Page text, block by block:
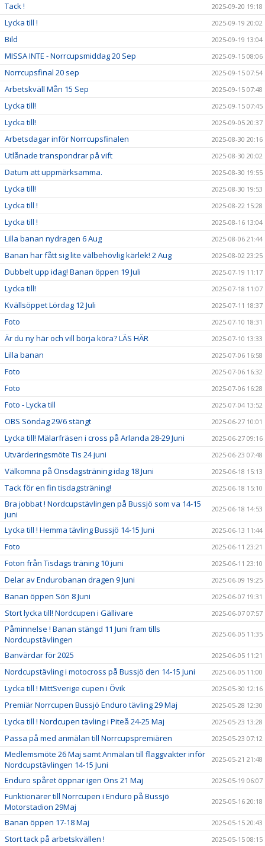
Tack ! 2025-09-20 19:18
Lycka till ! 2025-09-19 20:02
Bild 2025-09-19 13:04
MISSA INTE - Norrcupsmiddag 20 Sep 2025-09-15 08:06
Norrcupsfinal 20 sep 2025-09-15 07:54
Arbetskväll Mån 15 Sep 2025-09-15 07:48
Lycka till! 2025-09-15 07:45
Lycka till! 2025-09-05 20:37
Arbetsdagar inför Norrcupsfinalen 2025-08-30 20:16
Utlånade transpondrar på vift 2025-08-30 20:02
Datum att uppmärksamma. 2025-08-30 19:55
Lycka till! 2025-08-30 19:53
Lycka till ! 2025-08-22 15:28
Lycka till ! 2025-08-16 13:04
Lilla banan nydragen 6 Aug 2025-08-06 21:44
Banan har fått sig lite välbehövlig kärlek! 2 Aug 2025-08-02 23:25
Dubbelt upp idag! Banan öppen 19 Juli 2025-07-19 11:17
Lycka till! 2025-07-18 11:07
Kvällsöppet Lördag 12 Juli 2025-07-11 18:37
Foto 2025-07-10 18:31
Är du ny här och vill börja köra? LÄS HÄR 2025-07-10 13:33
Lilla banan 2025-07-06 16:58
Foto 2025-07-06 16:32
Foto 2025-07-06 16:28
Foto - Lycka till 2025-07-04 13:52
OBS Söndag 29/6 stängt 2025-06-27 10:01
Lycka till! Mälarfräsen i cross på Arlanda 28-29 Juni 2025-06-27 09:16
Utvärderingsmöte Tis 24 juni 2025-06-23 07:48
Välkomna på Onsdagsträning idag 18 Juni 2025-06-18 15:13
Tack för en fin tisdagsträning! 2025-06-18 15:10
Bra jobbat ! Nordcupstävlingen på Bussjö som va 14-15
juni
2025-06-18 14:53
Lycka till ! Hemma tävling Bussjö 14-15 Juni 2025-06-13 11:44
Foto 2025-06-11 23:21
Foton från Tisdags träning 10 juni 2025-06-11 23:10
Delar av Endurobanan dragen 9 Juni 2025-06-09 19:25
Banan öppen Sön 8 Juni 2025-06-07 19:31
Stort lycka till! Nordcupen i Gällivare 2025-06-07 07:57
Påminnelse ! Banan stängd 11 Juni fram tills
Nordcupstävlingen
2025-06-05 11:35
Banvärdar för 2025 2025-06-05 11:21
Nordcupstävling i motocross på Bussjö den 14-15 Juni 2025-06-05 11:00
Lycka till ! MittSverige cupen i Övik 2025-05-30 12:16
Premiär Norrcupen Bussjö Enduro tävling 29 Maj 2025-05-28 12:30
Lycka till ! Nordcupen tävling i Piteå 24-25 Maj 2025-05-23 13:28
Passa på med anmälan till Norrcupspremiären 2025-05-23 07:12
Medlemsmöte 26 Maj samt Anmälan till flaggvakter inför
Nordcupstävlingen 14-15 Juni
2025-05-21 21:48
Enduro spåret öppnar igen Ons 21 Maj 2025-05-19 06:07
Funktionärer till Norrcupen i Enduro på Bussjö
Motorstadion 29Maj
2025-05-16 20:18
Banan öppen 17-18 Maj 2025-05-15 20:43
Stort tack på arbetskvällen ! 2025-05-15 08:15